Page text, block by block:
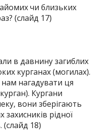
чи близьких
(слайд 17)
в давнину загиблих
курганах (могилах).
нагадувати ця
Кургани
вони зберігають
захисників рідної
(слайд 18)